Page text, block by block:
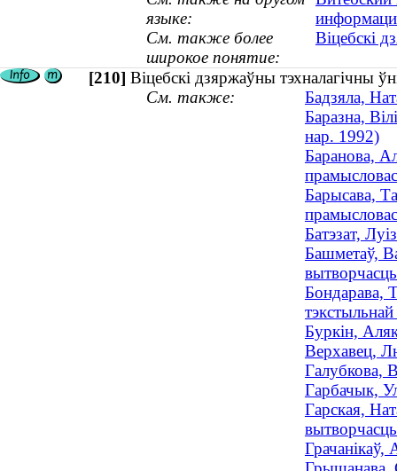
языке:
См. также более
широкое понятие:
Віцебскі
[210] Віцебскі дзяржаўны тэхналагічны
См. также:
Бадзяла,
Баразна,
нар. 1992)
Баранова,
Барысава,
Батэзат,
Башметаў,
Бондарава,
Буркін,
Верхавец,
Галубкова,
Гарбачык,
Гарская,
Грачанікаў,